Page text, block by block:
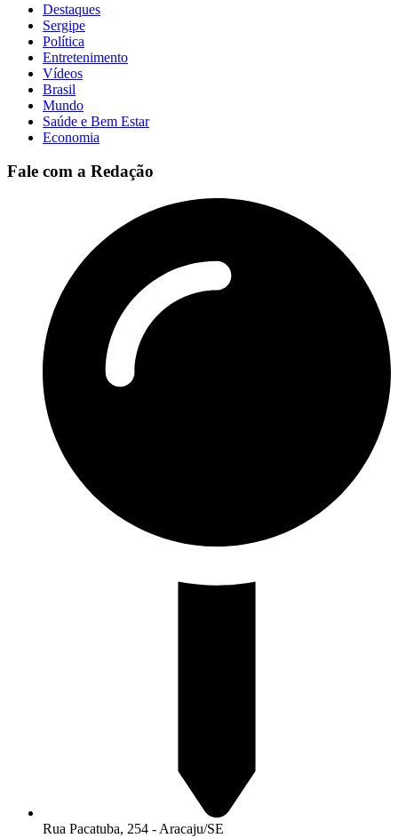
Destaques
Sergipe
Política
Entretenimento
Vídeos
Brasil
Mundo
Saúde e Bem Estar
Economia
Fale com a Redação
Rua Pacatuba, 254 - Aracaju/SE